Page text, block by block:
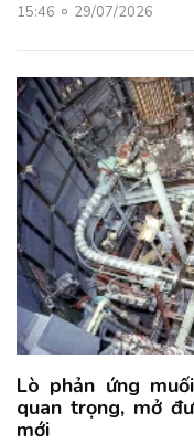
15:46 29/07/2026
Lò phản ứng
quan trọng, mở
mới